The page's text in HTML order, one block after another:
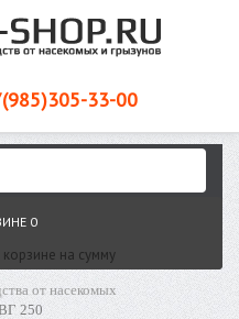
33-00
0
корзине на сумму
от насекомых
250